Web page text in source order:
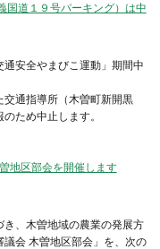
国道１９号パーキング）は中
安全やまびこ運動」期間中
通指導所（木曽町新開黒
ため中止します。
地区部会を開催します
、木曽地域の農業の発展方
会 木曽地区部会」を、次の